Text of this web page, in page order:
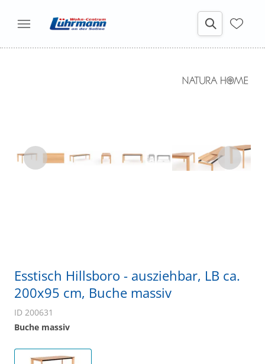
Esstisch Hillsboro - ausziehbar, LB ca.
200x95 cm, Buche massiv
ID 200631
Buche massiv